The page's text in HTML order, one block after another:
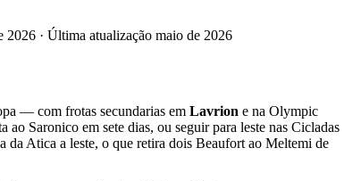
2026 · Última atualização maio de 2026
— com frotas secundarias em Lavrion e na Olympic
Saronico em sete dias, ou seguir para leste nas Cicladas
da Atica a leste, o que retira dois Beaufort ao Meltemi de